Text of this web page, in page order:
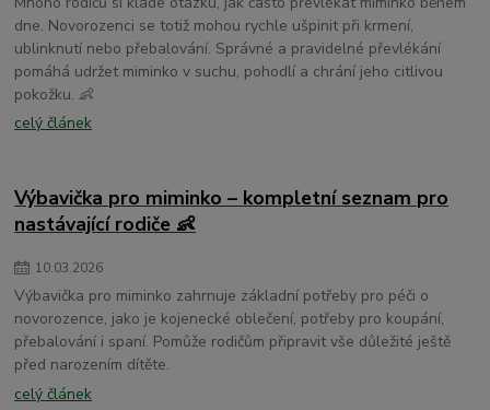
dne. Novorozenci se totiž mohou rychle ušpinit při krmení,
ublinknutí nebo přebalování. Správné a pravidelné převlékání
pomáhá udržet miminko v suchu, pohodlí a chrání jeho citlivou
pokožku. 👶
celý článek
Výbavička pro miminko – kompletní seznam pro
nastávající rodiče 👶
10.03.2026
Výbavička pro miminko zahrnuje základní potřeby pro péči o
novorozence, jako je kojenecké oblečení, potřeby pro koupání,
přebalování i spaní. Pomůže rodičům připravit vše důležité ještě
před narozením dítěte.
celý článek